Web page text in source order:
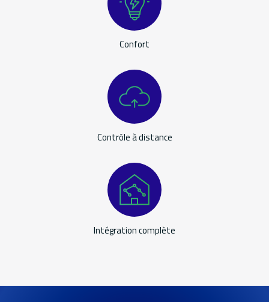
Confort
Contrôle à distance
Intégration complète